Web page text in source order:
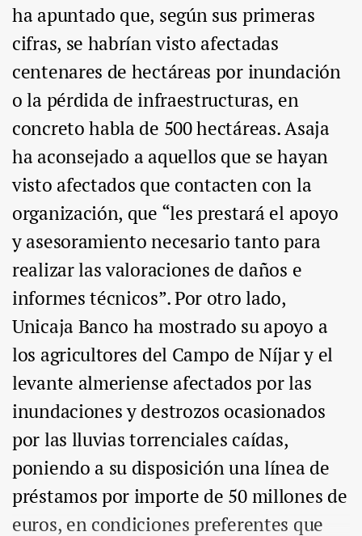
ha apuntado que, según sus primeras
cifras, se habrían visto afectadas
centenares de hectáreas por inundación
o la pérdida de infraestructuras, en
concreto habla de 500 hectáreas. Asaja
ha aconsejado a aquellos que se hayan
visto afectados que contacten con la
organización, que “les prestará el apoyo
y asesoramiento necesario tanto para
realizar las valoraciones de daños e
informes técnicos”. Por otro lado,
Unicaja Banco ha mostrado su apoyo a
los agricultores del Campo de Níjar y el
levante almeriense afectados por las
inundaciones y destrozos ocasionados
por las lluvias torrenciales caídas,
poniendo a su disposición una línea de
préstamos por importe de 50 millones de
euros, en condiciones preferentes que